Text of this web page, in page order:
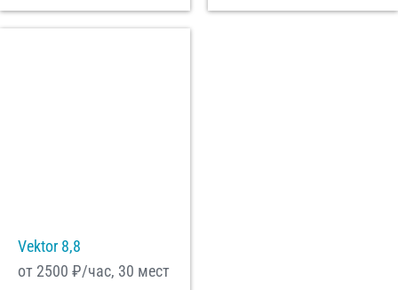
Vektor 8,8
от 2500 ₽/час, 30 мест